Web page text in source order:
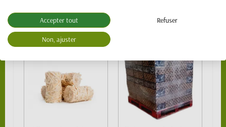
Produits associés
Accepter tout Refuser
Non, ajuster